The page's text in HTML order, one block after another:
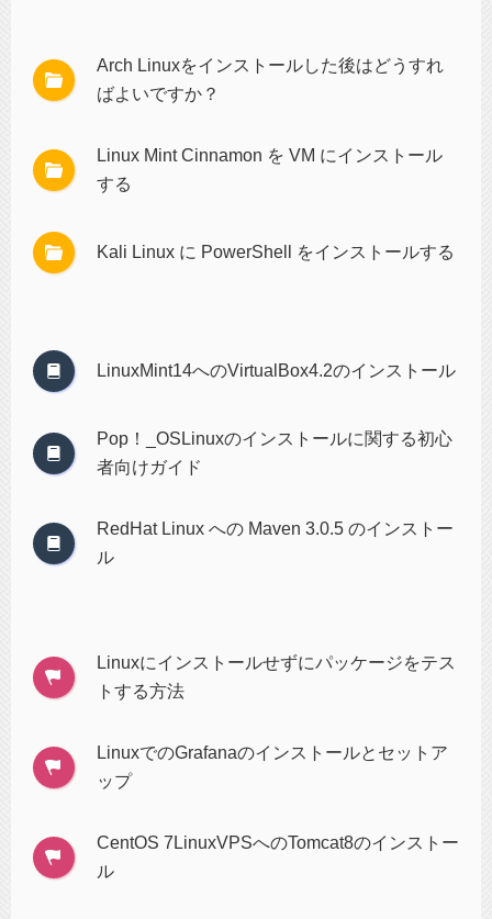
Arch Linuxをインストールした後はどうすれ
ばよいですか？
Linux Mint Cinnamon を VM にインストール
する
Kali Linux に PowerShell をインストールする
LinuxMint14へのVirtualBox4.2のインストール
Pop！_OSLinuxのインストールに関する初心
者向けガイド
RedHat Linux への Maven 3.0.5 のインストー
ル
Linuxにインストールせずにパッケージをテス
トする方法
LinuxでのGrafanaのインストールとセットア
ップ
CentOS 7LinuxVPSへのTomcat8のインストー
ル